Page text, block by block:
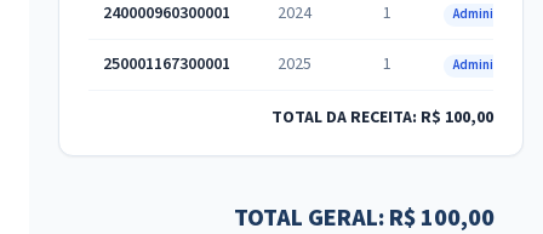
240000960300001 2024 1 Administrativa
250001167300001 2025 1 Administrativa
TOTAL DA RECEITA: R$ 100,00
TOTAL GERAL: R$ 100,00